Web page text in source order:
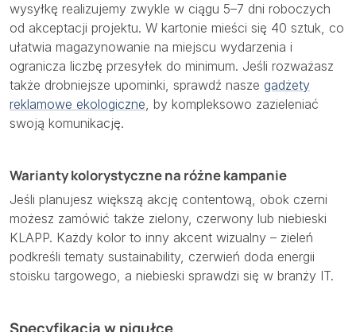
wysyłkę realizujemy zwykle w ciągu 5–7 dni roboczych
od akceptacji projektu. W kartonie mieści się 40 sztuk, co
ułatwia magazynowanie na miejscu wydarzenia i
ogranicza liczbę przesyłek do minimum. Jeśli rozważasz
także drobniejsze upominki, sprawdź nasze gadżety
reklamowe ekologiczne, by kompleksowo zazieleniać
swoją komunikację.
Warianty kolorystyczne na różne kampanie
Jeśli planujesz większą akcję contentową, obok czerni
możesz zamówić także zielony, czerwony lub niebieski
KLAPP. Każdy kolor to inny akcent wizualny – zieleń
podkreśli tematy sustainability, czerwień doda energii
stoisku targowego, a niebieski sprawdzi się w branży IT.